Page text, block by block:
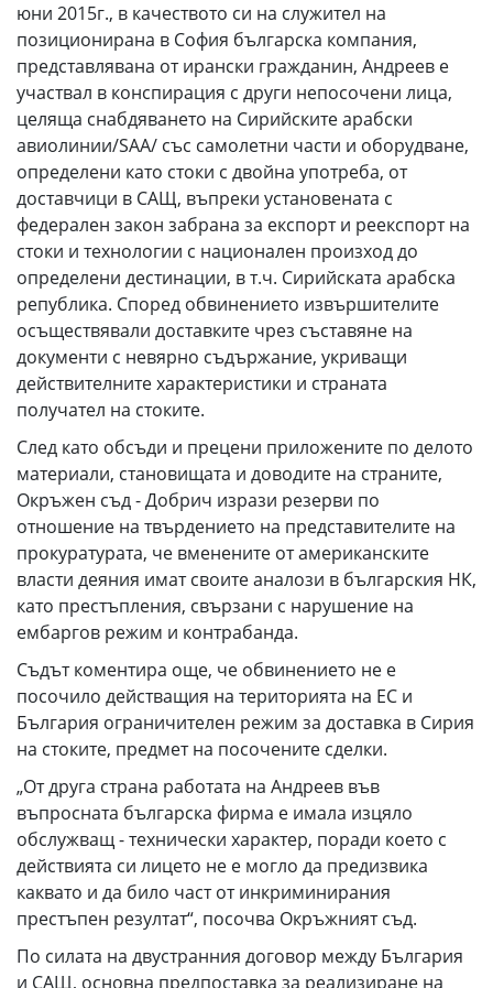
юни 2015г., в качеството си на служител на
позиционирана в София българска компания,
представлявана от ирански гражданин, Андреев е
участвал в конспирация с други непосочени лица,
целяща снабдяването на Сирийските арабски
авиолинии/SAA/ със самолетни части и оборудване,
определени като стоки с двойна употреба, от
доставчици в САЩ, въпреки установената с
федерален закон забрана за експорт и реекспорт на
стоки и технологии с национален произход до
определени дестинации, в т.ч. Сирийската арабска
република. Според обвинението извършителите
осъществявали доставките чрез съставяне на
документи с невярно съдържание, укриващи
действителните характеристики и страната
получател на стоките.
След като обсъди и прецени приложените по делото
материали, становищата и доводите на страните,
Окръжен съд - Добрич изрази резерви по
отношение на твърдението на представителите на
прокуратурата, че вменените от американските
власти деяния имат своите аналози в българския НК,
като престъпления, свързани с нарушение на
ембаргов режим и контрабанда.
Съдът коментира още, че обвинението не е
посочило действащия на територията на ЕС и
България ограничителен режим за доставка в Сирия
на стоките, предмет на посочените сделки.
„От друга страна работата на Андреев във
въпросната българска фирма е имала изцяло
обслужващ - технически характер, поради което с
действията си лицето не е могло да предизвика
каквато и да било част от инкриминирания
престъпен резултат“, посочва Окръжният съд.
По силата на двустранния договор между България
и САЩ, основна предпоставка за реализиране на